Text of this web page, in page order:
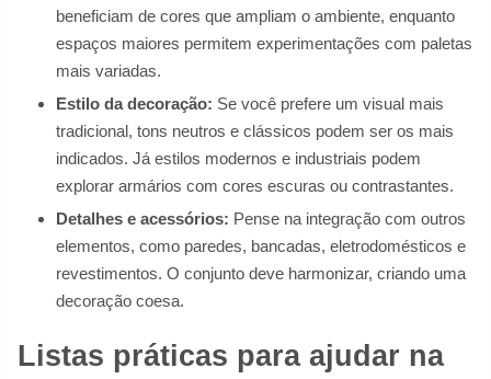
beneficiam de cores que ampliam o ambiente, enquanto
espaços maiores permitem experimentações com paletas
mais variadas.
Estilo da decoração: Se você prefere um visual mais
tradicional, tons neutros e clássicos podem ser os mais
indicados. Já estilos modernos e industriais podem
explorar armários com cores escuras ou contrastantes.
Detalhes e acessórios: Pense na integração com outros
elementos, como paredes, bancadas, eletrodomésticos e
revestimentos. O conjunto deve harmonizar, criando uma
decoração coesa.
Listas práticas para ajudar na